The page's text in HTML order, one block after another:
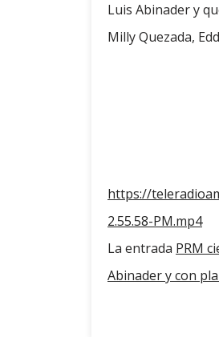
Luis Abinader y
Milly Quezada,
https://
2.55.58-PM.mp4
La entrada PRM
Abinader y con